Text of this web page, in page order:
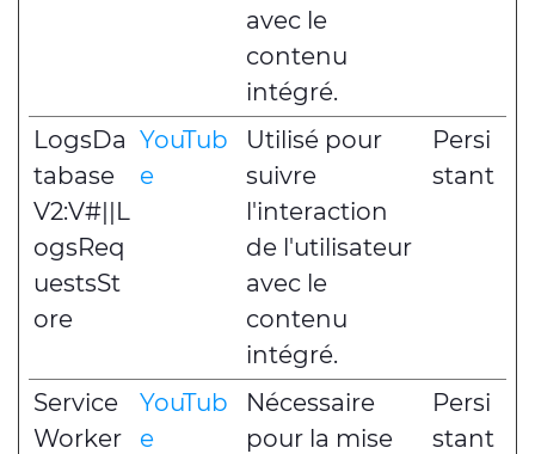
avec le
contenu
intégré.
LogsDa
tabase
V2:V#||L
ogsReq
uestsSt
ore
YouTub
e
Utilisé pour
suivre
l'interaction
de l'utilisateur
avec le
contenu
intégré.
Persi
stant
Service
Worker
YouTub
e
Nécessaire
pour la mise
Persi
stant